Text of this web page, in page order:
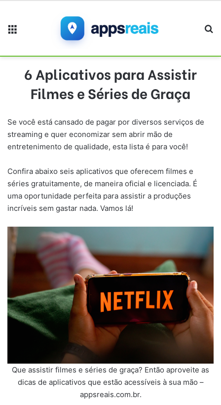
6 Aplicativos para Assistir
Filmes e Séries de Graça
Se você está cansado de pagar por diversos serviços de
streaming e quer economizar sem abrir mão de
entretenimento de qualidade, esta lista é para você!
Confira abaixo seis aplicativos que oferecem filmes e
séries gratuitamente, de maneira oficial e licenciada. É
uma oportunidade perfeita para assistir a produções
incríveis sem gastar nada. Vamos lá!
Que assistir filmes e séries de graça? Então aproveite as
dicas de aplicativos que estão acessíveis à sua mão –
appsreais.com.br.